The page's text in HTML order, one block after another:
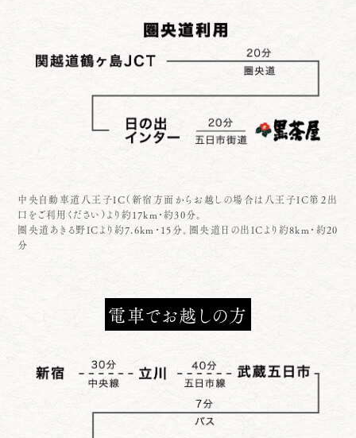
中央自動車道八王子IC（新宿方面からお越しの場合は八王子IC第２出
口をご利用ください）より約17km・約30分。
圏央道あきる野ICより約7.6km・15分。圏央道日の出ICより約8km・約20
分
電車でお越しの方